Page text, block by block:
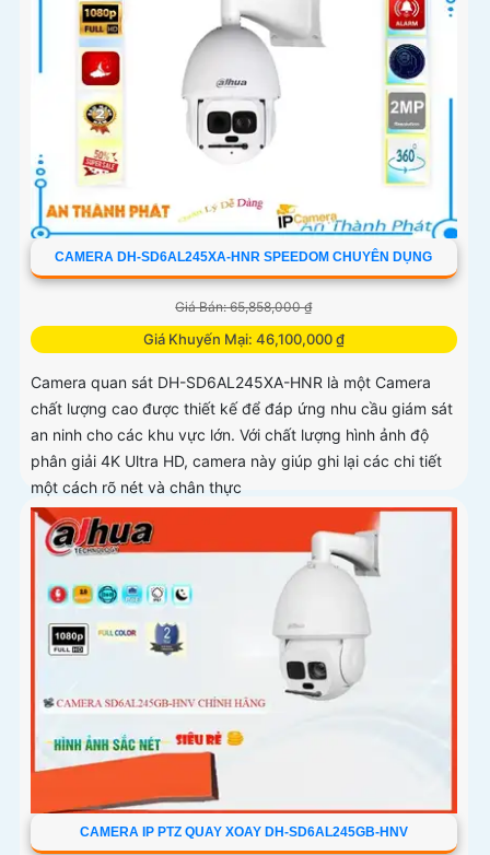
CAMERA DH-SD6AL245XA-HNR SPEEDOM CHUYÊN DỤNG
Giá Bán: 65,858,000 ₫
Giá Khuyến Mại: 46,100,000 ₫
Camera quan sát DH-SD6AL245XA-HNR là một Camera
chất lượng cao được thiết kế để đáp ứng nhu cầu giám sát
an ninh cho các khu vực lớn. Với chất lượng hình ảnh độ
phân giải 4K Ultra HD, camera này giúp ghi lại các chi tiết
một cách rõ nét và chân thực
CAMERA IP PTZ QUAY XOAY DH-SD6AL245GB-HNV